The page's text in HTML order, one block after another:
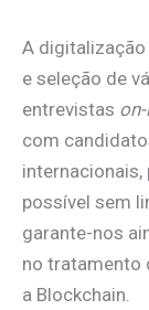
A
e seleção de
entrevistas
com
possível sem
garante-nos
no tratamento
a Blockchain.